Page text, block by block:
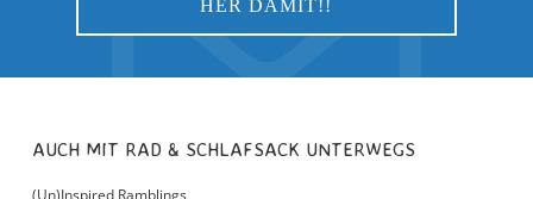
AUCH MIT RAD & SCHLAFSACK UNTERWEGS